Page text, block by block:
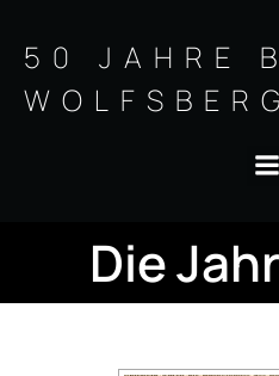
Inhalt50 JAHRE
WOLFSBERG
Die